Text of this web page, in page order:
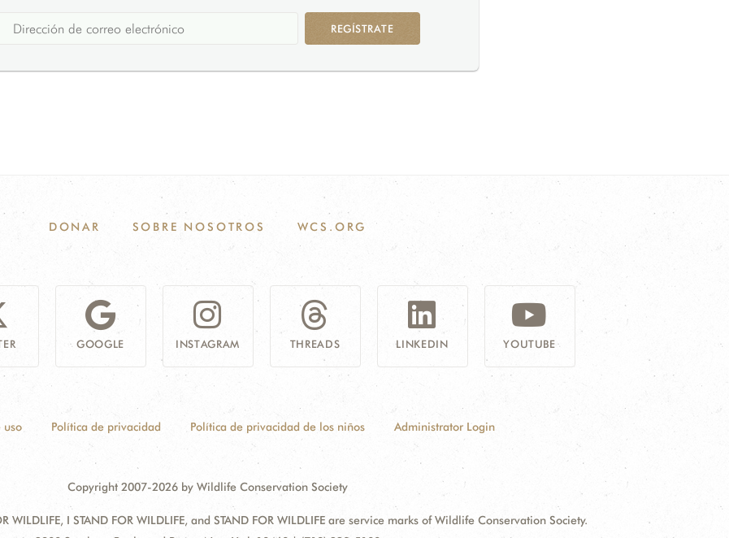
REGÍSTRATE
DONAR SOBRE NOSOTROS WCS.ORG
GOOGLE INSTAGRAM THREADS LINKEDIN YOUTUBE
uso Política de privacidad Política de privacidad de los niños Administrator Login
Copyright 2007-2026 by Wildlife Conservation Society
WILDLIFE, I STAND FOR WILDLIFE, and STAND FOR WILDLIFE are service marks of Wildlife Conservation Society.